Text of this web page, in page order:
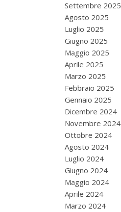
Settembre 2025
Agosto 2025
Luglio 2025
Giugno 2025
Maggio 2025
Aprile 2025
Marzo 2025
Febbraio 2025
Gennaio 2025
Dicembre 2024
Novembre 2024
Ottobre 2024
Agosto 2024
Luglio 2024
Giugno 2024
Maggio 2024
Aprile 2024
Marzo 2024